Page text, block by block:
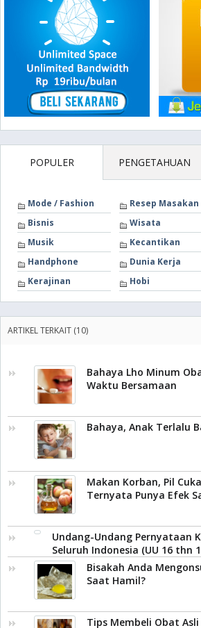
POPULER PENGETAHUAN
Mode / Fashion
Resep Masakan
Bisnis
Wisata
Musik
Kecantikan
Handphone
Dunia Kerja
Kerajinan
Hobi
ARTIKEL TERKAIT (10)
Bahaya Lho Minum
Waktu Bersamaan
Bahaya, Anak Terlalu
Makan Korban, Pil
Ternyata Punya Efek
Undang-Undang Pernyataan
Seluruh Indonesia (UU 16 thn
Bisakah Anda
Saat Hamil?
Tips Membeli Obat Asli